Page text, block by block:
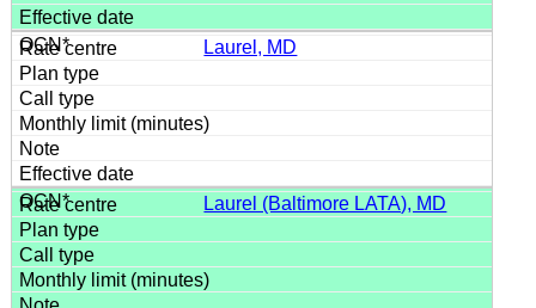
Laurel, MD
Laurel (Baltimore LATA), MD